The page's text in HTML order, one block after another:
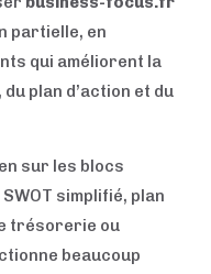
partielle, en
qui améliorent la
plan d’action et du
sur les blocs
simplifié, plan
trésorerie ou
beaucoup